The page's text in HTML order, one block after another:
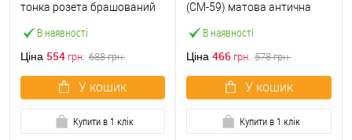
В наявності
тонка розета брашований
Ціна 554 грн. 688грн.
У кошик
Купити в 1 клік
В наявності
(CM-59) матова антична
Ціна 466 грн. 578грн.
У кошик
Купити в 1 клік